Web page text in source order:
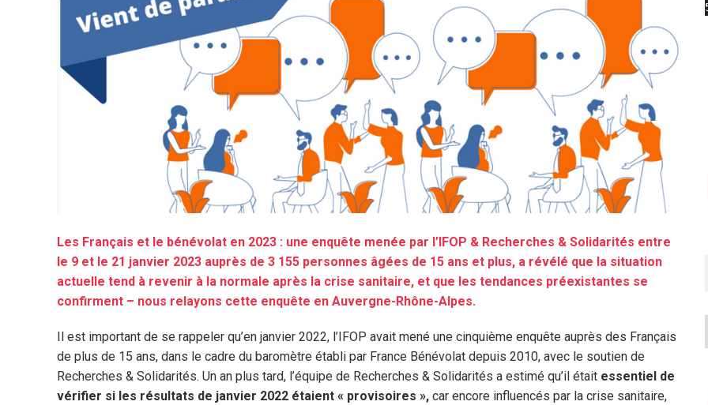
Les Français et le bénévolat en 2023 : une enquête menée par l’IFOP & Recherches & Solidarités entre
le 9 et le 21 janvier 2023 auprès de 3 155 personnes âgées de 15 ans et plus, a révélé que la situation
actuelle tend à revenir à la normale après la crise sanitaire, et que les tendances préexistantes se
confirment – nous relayons cette enquête en Auvergne-Rhône-Alpes.
Il est important de se rappeler qu’en janvier 2022, l’IFOP avait mené une cinquième enquête auprès des Français
de plus de 15 ans, dans le cadre du baromètre établi par France Bénévolat depuis 2010, avec le soutien de
Recherches & Solidarités. Un an plus tard, l’équipe de Recherches & Solidarités a estimé qu’il était essentiel de
vérifier si les résultats de janvier 2022 étaient « provisoires », car encore influencés par la crise sanitaire,